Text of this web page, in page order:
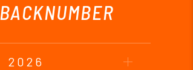
BACKNUMBER
2026